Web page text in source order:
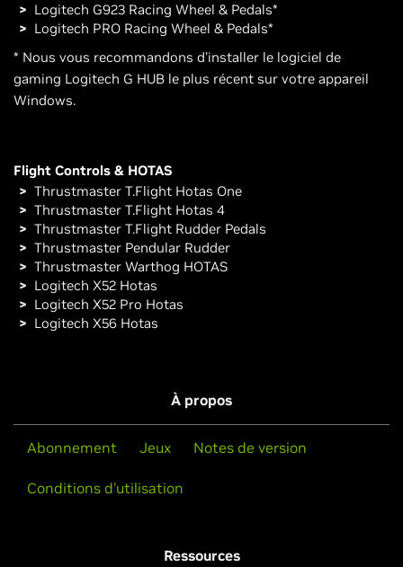
Logitech G923 Racing Wheel & Pedals*
Logitech PRO Racing Wheel & Pedals*
* Nous vous recommandons d'installer le logiciel de
gaming Logitech G HUB le plus récent sur votre appareil
Windows.
Flight Controls & HOTAS
Thrustmaster T.Flight Hotas One
Thrustmaster T.Flight Hotas 4
Thrustmaster T.Flight Rudder Pedals
Thrustmaster Pendular Rudder
Thrustmaster Warthog HOTAS
Logitech X52 Hotas
Logitech X52 Pro Hotas
Logitech X56 Hotas
À propos
Abonnement Jeux Notes de version
Conditions d’utilisation
Ressources